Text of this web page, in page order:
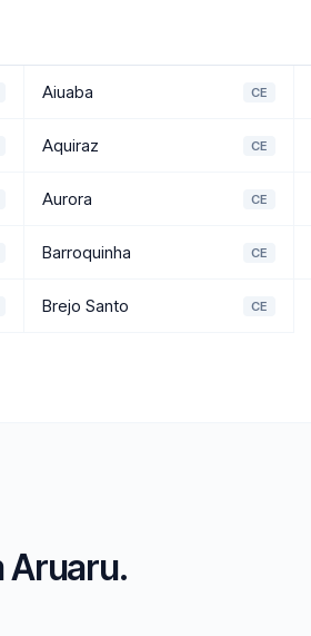
Aiuaba CE
Aquiraz CE
Aurora CE
Barroquinha CE
Brejo Santo CE
Aruaru.